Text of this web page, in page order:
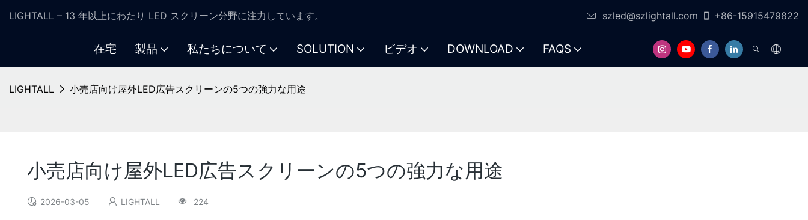
LIGHTALL – 13 年以上にわたり LED スクリーン分野に注力しています。 szled@szlightall.com +86-15915479822
在宅 製品 私たちについて SOLUTION ビデオ DOWNLOAD FAQS
LIGHTALL 小売店向け屋外LED広告スクリーンの5つの強力な用途
小売店向け屋外LED広告スクリーンの5つの強力な用途
2026-03-05 LIGHTALL 224